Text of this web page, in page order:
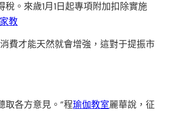
。來歲1月1日起專項附加扣除實施
家教
消費才能天然就會增強，這對于提振市
取各方意見。”程瑜伽教室麗華說，征